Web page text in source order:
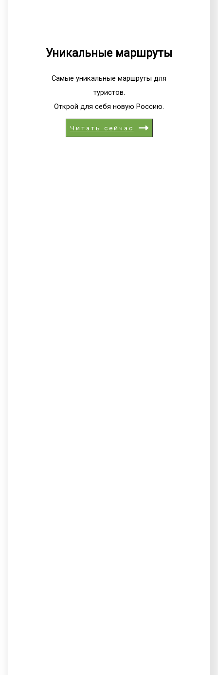
Уникальные маршруты
Самые уникальные маршруты для
туристов.
Открой для себя новую Россию.
Читать сейчас